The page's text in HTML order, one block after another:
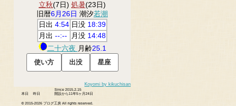
立秋(7日) 処暑(23日)
旧暦6月26日 潮汐若潮
日出 4:54 日没 18:39
月出 --:-- 月没 14:48
二十六夜 月齢25.1
Koyomi by kikuchisan
本日 昨日
Since 2015.2.15
開設から11年5ヶ月24日
© 2015-2026 ブログ工房 All rights reserved.